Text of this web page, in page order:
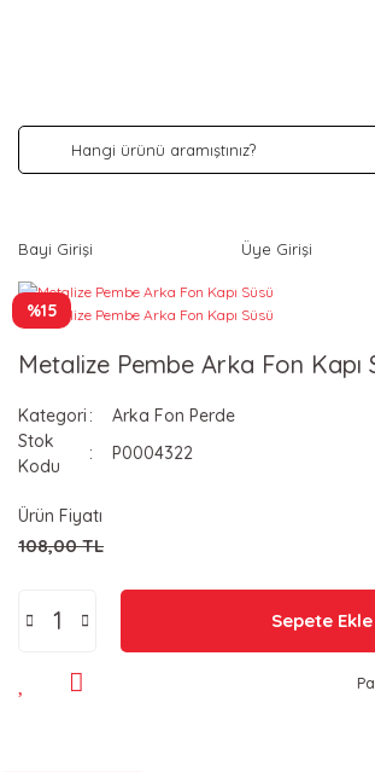
Bayi Girişi Üye Girişi
%15
Metalize Pembe Arka Fon Kapı
Kategori
Arka Fon Perde
Stok
Kodu
P0004322
Ürün Fiyatı
108,00 TL
Sepete Ekle